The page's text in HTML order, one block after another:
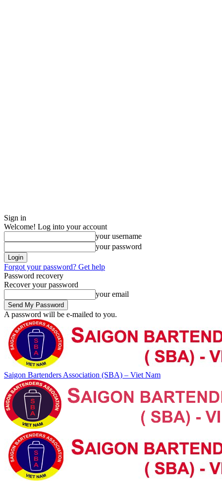
Sign in
Welcome! Log into your account
your username
your password
Forgot your password? Get help
Password recovery
Recover your password
your email
A password will be e-mailed to you.
Saigon Bartenders Association (SBA) – Viet Nam